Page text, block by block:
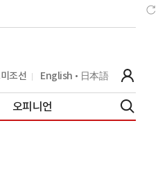
조선 English 日本語
오피니언